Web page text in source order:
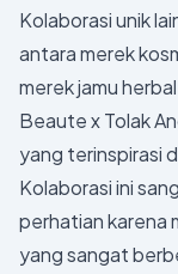
Kolaborasi unik
antara merek
merek jamu
Beaute x Tolak
yang terinspirasi
Kolaborasi ini
perhatian karena
yang sangat